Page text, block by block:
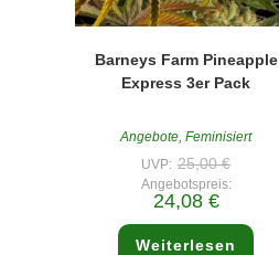
Barneys Farm Pineapple
Express 3er Pack
Angebote ,Feminisiert
UVP: 25,00€
war:
Angebotspreis:
24,08 €Aktueller
Preis
ist:
24,08 €.
Weiterlesen